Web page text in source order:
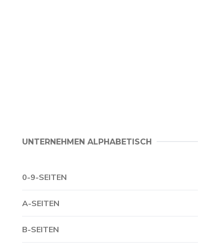
UNTERNEHMEN ALPHABETISCH
0-9-SEITEN
A-SEITEN
B-SEITEN